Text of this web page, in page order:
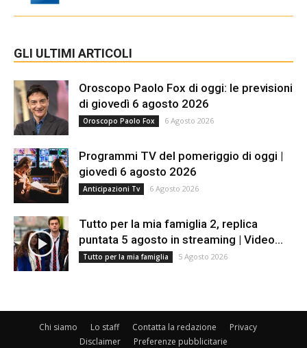
GLI ULTIMI ARTICOLI
Oroscopo Paolo Fox di oggi: le previsioni
di giovedì 6 agosto 2026
Oroscopo Paolo Fox 6 Agosto 2026
Programmi TV del pomeriggio di oggi |
giovedì 6 agosto 2026
Anticipazioni Tv 6 Agosto 2026
Tutto per la mia famiglia 2, replica
puntata 5 agosto in streaming | Video...
Tutto per la mia famiglia 5 Agosto 2026
Chi siamo Lo staff Contatta la redazione
Privacy
Disclaimer
Preferenze pubblicitarie